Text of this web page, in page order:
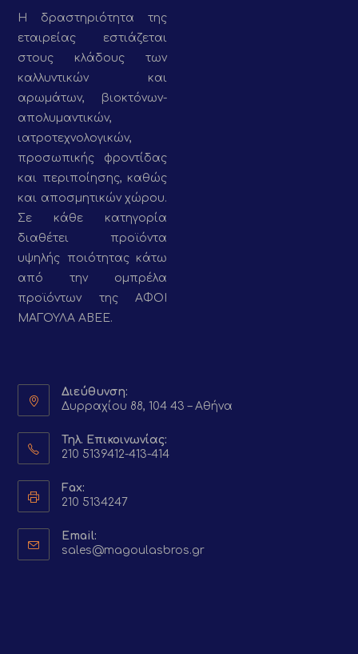
Η δραστηριότητα της
εταιρείας εστιάζεται
στους κλάδους των
καλλυντικών και
αρωμάτων, βιοκτόνων-
απολυμαντικών,
ιατροτεχνολογικών,
προσωπικής φροντίδας
και περιποίησης, καθώς
και αποσμητικών χώρου.
Σε κάθε κατηγορία
διαθέτει προϊόντα
υψηλής ποιότητας κάτω
από την ομπρέλα
προϊόντων της ΑΦΟΙ
ΜΑΓΟΥΛΑ ΑΒΕΕ.
Διεύθυνση:
Δυρραχίου 88, 104 43 – Αθήνα
Τηλ. Επικοινωνίας:
210 5139412-413-414
Fax:
210 5134247
Email:
sales@magoulasbros.grOpens